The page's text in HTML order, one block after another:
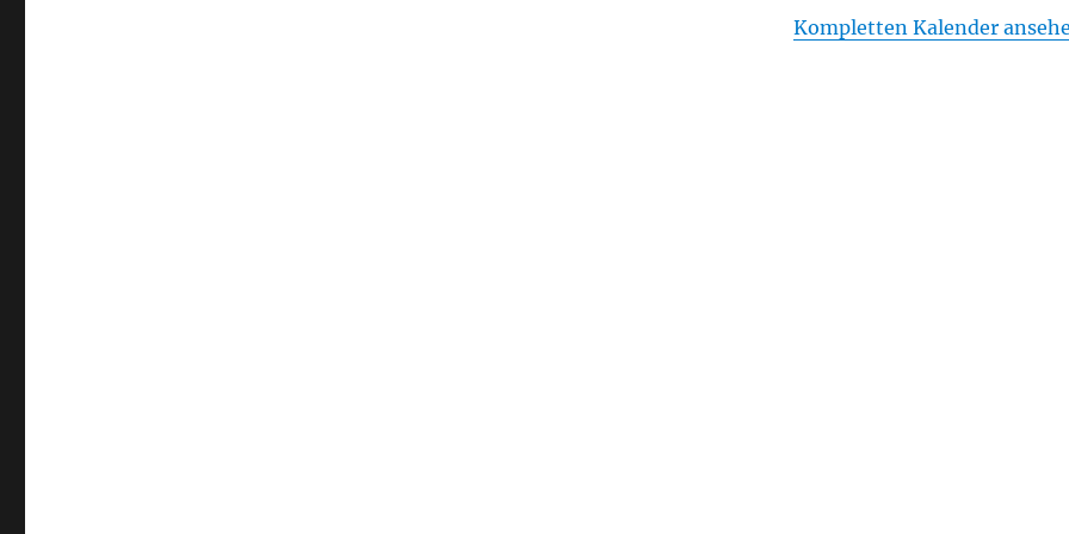
Kompletten Kalender